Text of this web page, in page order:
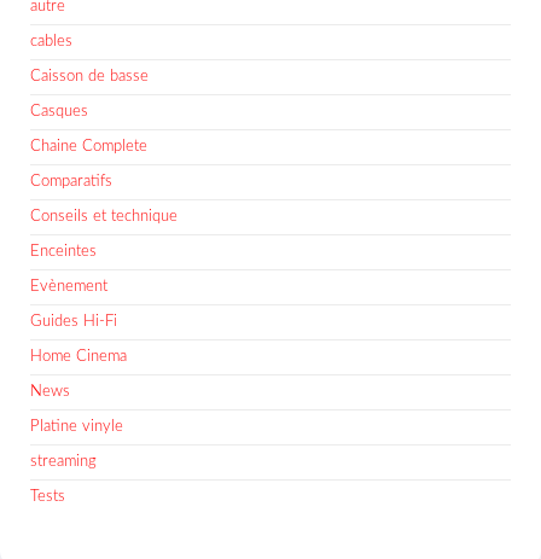
autre
cables
Caisson de basse
Casques
Chaine Complete
Comparatifs
Conseils et technique
Enceintes
Evènement
Guides Hi-Fi
Home Cinema
News
Platine vinyle
streaming
Tests